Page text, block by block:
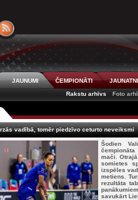
JAUNUMI ČEMPIONĀTI
Rakstu arhīvs
Foto
vadībā, tomēr piedzīvo ceturto neveiksmi
Šodien
mači.
somietes
izspēles
metiens.
rezultāta
savukārt